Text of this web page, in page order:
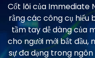
Cốt lõi của Immediate
rằng các công cụ hiểu
tầm tay dễ dàng của
cho người mới bắt đầu,
sự đa dạng trong